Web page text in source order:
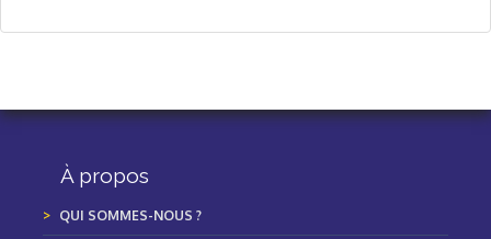
À propos
QUI SOMMES-NOUS ?